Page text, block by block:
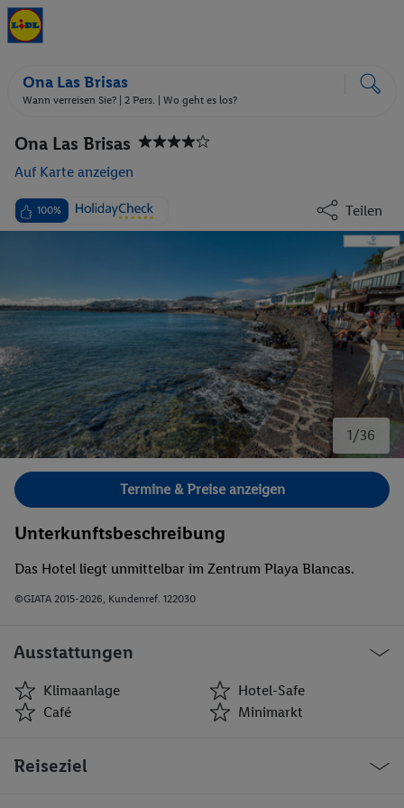
Ona Las Brisas
Wann verreisen Sie? | 2 Pers. | Wo geht es los?
Ona Las Brisas
Auf Karte anzeigen
100% Teilen
1/36
Bild 1 von 36.
Termine & Preise anzeigen
Unterkunftsbeschreibung
Das Hotel liegt unmittelbar im Zentrum Playa Blancas.
©GIATA 2015-2026, Kundenref. 122030
Ausstattungen
Klimaanlage
Hotel-Safe
Café
Minimarkt
Café
Reiseziel